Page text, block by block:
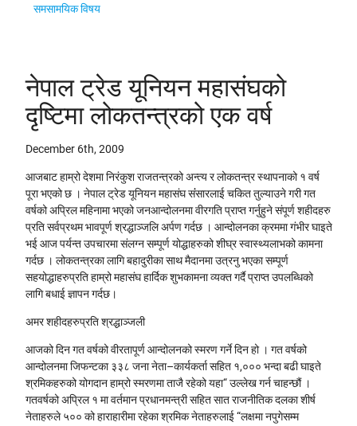
समसामयिक विषय
नेपाल ट्रेड यूनियन महासंघको
दृष्टिमा लोकतन्त्रको एक वर्ष
December 6th, 2009
आजबाट हाम्रो देशमा निरंकुश राजतन्त्रको अन्त्य र लोकतन्त्र स्थापनाको १ वर्ष
पूरा भएको छ । नेपाल ट्रेड यूनियन महासंघ संंसारलाई चकित तुल्याउने गरी गत
वर्षको अप्रिल महिनामा भएको जनआन्दोलनमा वीरगति प्राप्त गर्नुहुने संपूर्ण शहीदहरु
प्रति सर्वप्रथम भावपूर्ण श्रद्धाञ्जलि अर्पण गर्दछ । आन्दोलनका क्रममा गंभीर घाइते
भई आज पर्यन्त उपचारमा संलग्न सम्पूर्ण योद्धाहरुको शीघ्र स्वास्थ्यलाभको कामना
गर्दछ । लोकतन्त्रका लागि बहादुरीका साथ मैदानमा उत्रनु भएका सम्पूर्ण
सहयोद्धाहरुप्रति हाम्रो महासंघ हार्दिक शुभकामना व्यक्त गर्दै प्राप्त उपलब्धिको
लागि बधाई ज्ञापन गर्दछ।
अमर शहीदहरुप्रति श्रद्धाञ्जली
आजको दिन गत वर्षको वीरतापूर्ण आन्दोलनको स्मरण गर्ने दिन हो । गत वर्षको
आन्दोलनमा जिफन्टका ३३८ जना नेता–कार्यकर्ता सहित १,००० भन्दा बढी घाइते
श्रमिकहरुको योगदान हाम्रो स्मरणमा ताजै रहेको यहा“ उल्लेख गर्न चाहन्छौं ।
गतवर्षको अप्रिल १ मा वर्तमान प्रधानमन्त्री सहित सात राजनीतिक दलका शीर्ष
नेताहरुले ५०० को हाराहारीमा रहेका श्रमिक नेताहरुलाई “लक्षमा नपुगेसम्म